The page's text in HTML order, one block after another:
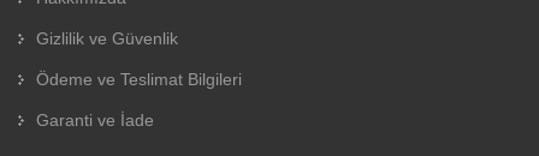
Gizlilik ve Güvenlik
Ödeme ve Teslimat Bilgileri
Garanti ve İade